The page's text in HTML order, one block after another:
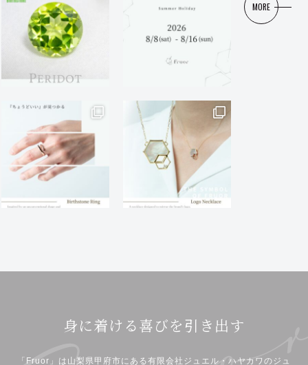
MORE
身に着ける喜びを引き出す
「Fruor」は山梨県甲府市にある有限会社ジュエル・ハヤカワのジュ